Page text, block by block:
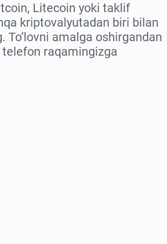
Litecoin yoki taklif
kriptovalyutadan biri bilan
To’lovni amalga oshirgandan
telefon raqamingizga